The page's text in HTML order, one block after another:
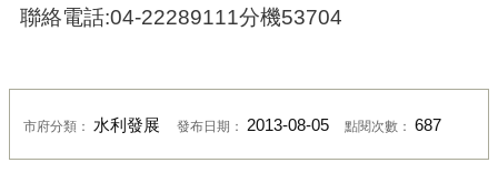
聯絡電話:04-22289111分機53704
市府分類： 水利發展 發布日期： 2013-08-05 點閱次數：687